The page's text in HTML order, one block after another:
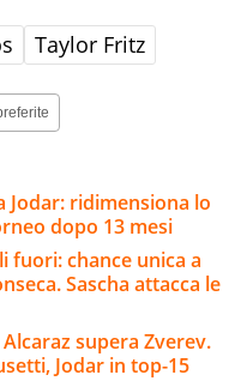
Taylor Fritz
Jodar: ridimensiona lo
dopo 13 mesi
fuori: chance unica a
Sascha attacca le
supera Zverev.
Jodar in top-15